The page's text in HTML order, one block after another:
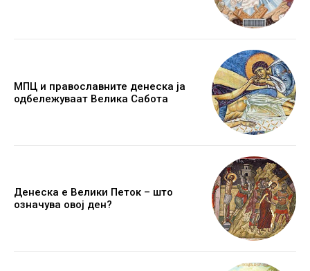
МПЦ и православните денеска ја
одбележуваат Велика Сабота
Денеска е Велики Петок – што
означува овој ден?